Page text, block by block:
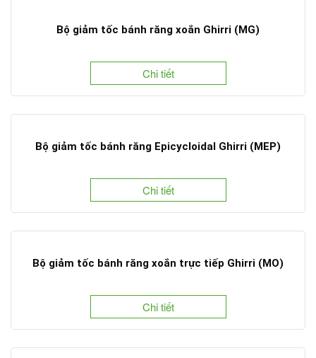
Bộ giảm tốc bánh răng xoắn Ghirri (MG)
Chi tiết
Bộ giảm tốc bánh răng Epicycloidal Ghirri (MEP)
Chi tiết
Bộ giảm tốc bánh răng xoắn trực tiếp Ghirri (MO)
Chi tiết